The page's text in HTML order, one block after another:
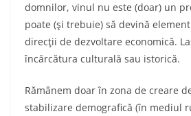
domnilor, vinul nu este (doar) un
poate (şi trebuie) să devină
direcţii de dezvoltare economică.
încărcătura culturală sau istorică.
Rămânem doar în zona de creare
stabilizare demografică (în mediul